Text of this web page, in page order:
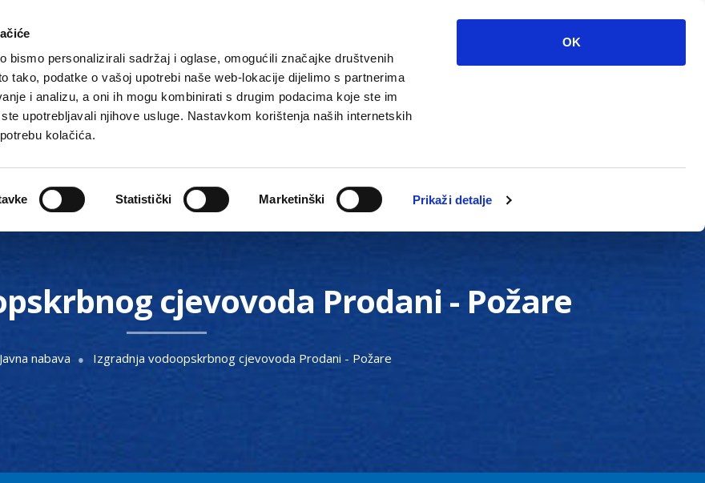
bismo personalizirali sadržaj i oglase, omogućili značajke društvenih
tako, podatke o vašoj upotrebi naše web-lokacije dijelimo s partnerima
i analizu, a oni ih mogu kombinirati s drugim podacima koje ste im
upotrebljavali njihove usluge. Nastavkom korištenja naših internetskih
kolačića.
Statistički Marketinški Prikaži detalje
OK
ustanove, tvrtke i škole
cjevovoda Prodani - Požare
Javna nabava Izgradnja vodoopskrbnog cjevovoda Prodani - Požare